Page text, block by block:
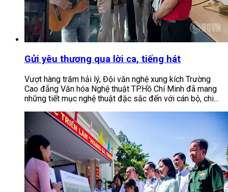
Gửi yêu thương qua lời ca, tiếng hát
Vượt hàng trăm hải lý, Đội văn nghệ xung kích Trường
Cao đẳng Văn hóa Nghệ thuật TP.Hồ Chí Minh đã mang
những tiết mục nghệ thuật đặc sắc đến với cán bộ, chi...